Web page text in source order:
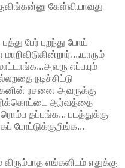
கேள்வியாவது
பேர் பறந்து போய்
எப்பயும்
நடிச்சிட்டு
ரசனை அவருக்கு
ஆர்வத்தை
தப்புங்க... படத்துக்கு
போட்டுக்குறிங்க...
எங்களிடம் எதுக்கு